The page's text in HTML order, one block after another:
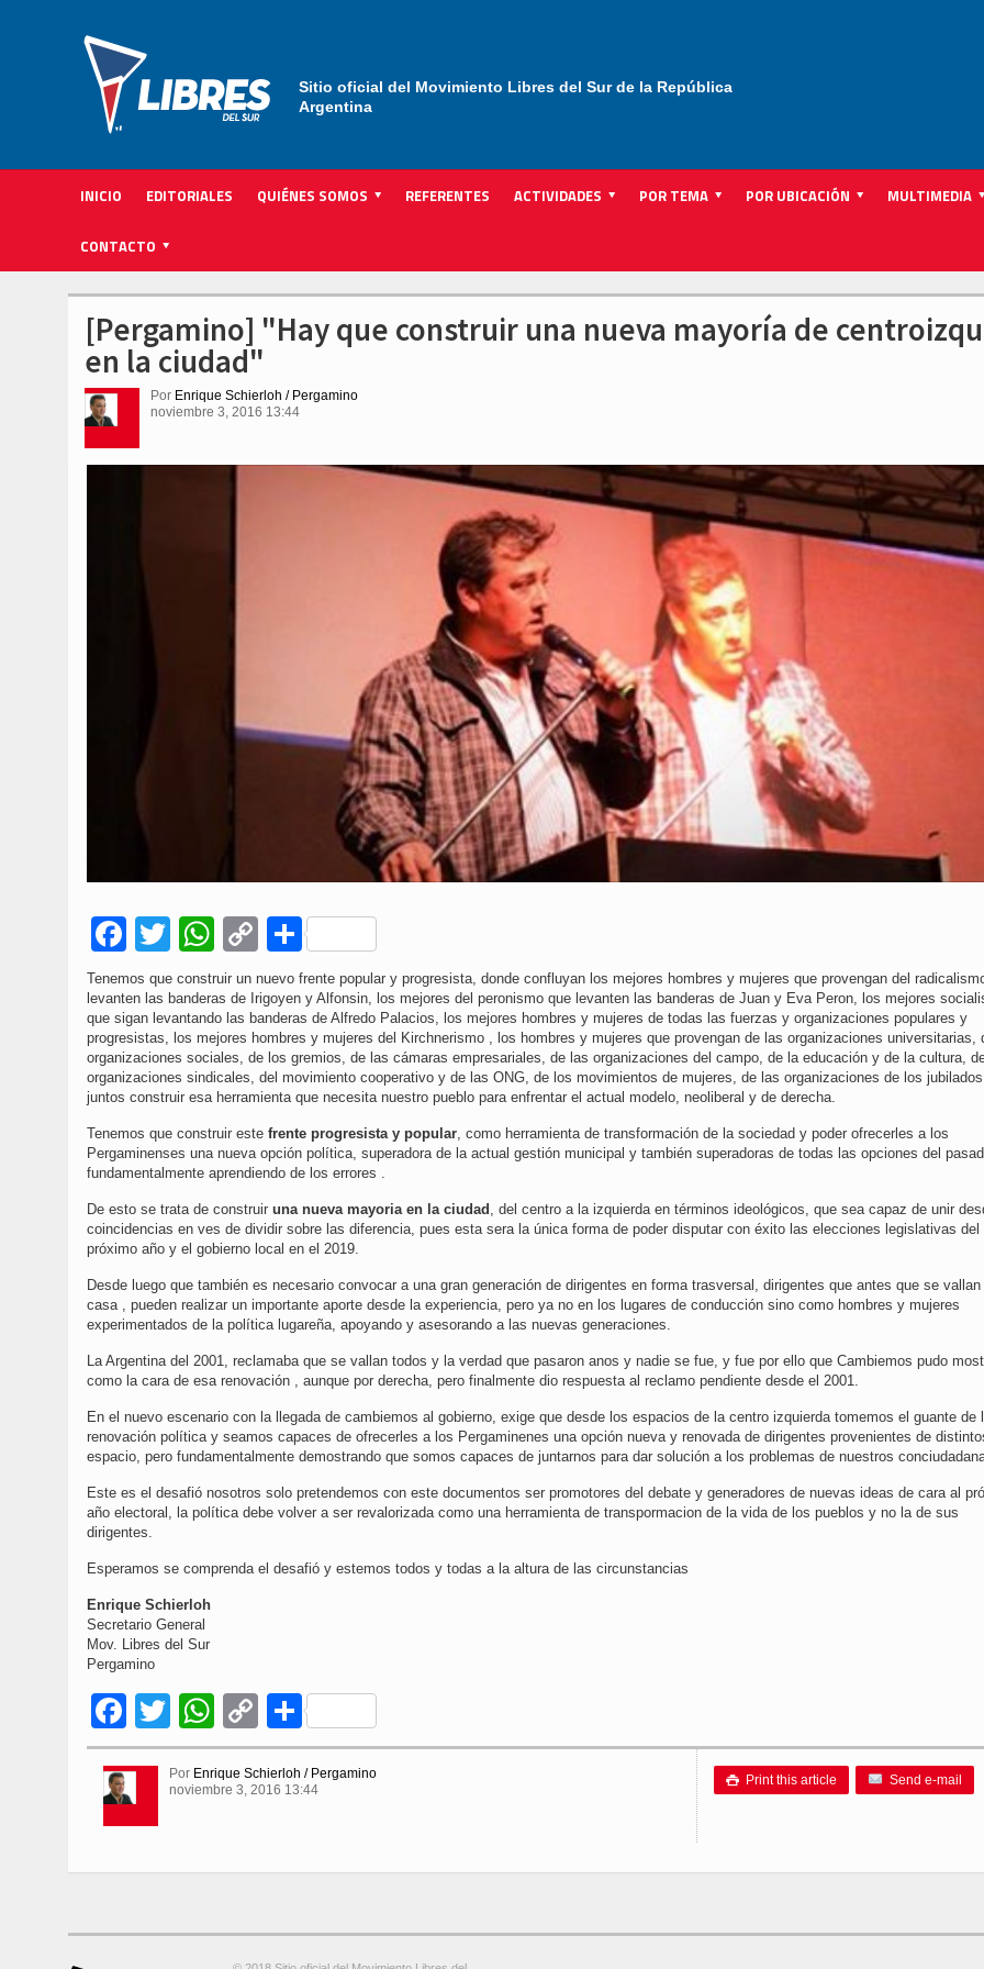
Sitio oficial del Movimiento Libres del Sur de la República
Argentina
INICIO EDITORIALES QUIÉNES SOMOS REFERENTES ACTIVIDADES POR TEMA POR UBICACIÓN MULTIMEDIA
CONTACTO
[Pergamino] "Hay que construir una nueva mayoría de
en la ciudad"
Por Enrique Schierloh / Pergamino
noviembre 3, 2016 13:44
Facebook
TwitterWhatsApp
Copy
Link
Compartir
Tenemos que construir un nuevo frente popular y progresista, donde confluyan los mejores hombres y mujeres que provengan del
levanten las banderas de Irigoyen y Alfonsin, los mejores del peronismo que levanten las banderas de Juan y Eva Peron, los mejores
que sigan levantando las banderas de Alfredo Palacios, los mejores hombres y mujeres de todas las fuerzas y organizaciones populares y
progresistas, los mejores hombres y mujeres del Kirchnerismo , los hombres y mujeres que provengan de las organizaciones universitarias,
organizaciones sociales, de los gremios, de las cámaras empresariales, de las organizaciones del campo, de la educación y de la cultura,
organizaciones sindicales, del movimiento cooperativo y de las ONG, de los movimientos de mujeres, de las organizaciones de los
juntos construir esa herramienta que necesita nuestro pueblo para enfrentar el actual modelo, neoliberal y de derecha.
Tenemos que construir este frente progresista y popular, como herramienta de transformación de la sociedad y poder ofrecerles a los
Pergaminenses una nueva opción política, superadora de la actual gestión municipal y también superadoras de todas las opciones del
fundamentalmente aprendiendo de los errores .
De esto se trata de construir una nueva mayoria en la ciudad , del centro a la izquierda en términos ideológicos, que sea capaz de unir
coincidencias en ves de dividir sobre las diferencia, pues esta sera la única forma de poder disputar con éxito las elecciones legislativas del
próximo año y el gobierno local en el 2019.
Desde luego que también es necesario convocar a una gran generación de dirigentes en forma trasversal, dirigentes que antes que se
casa , pueden realizar un importante aporte desde la experiencia, pero ya no en los lugares de conducción sino como hombres y mujeres
experimentados de la política lugareña, apoyando y asesorando a las nuevas generaciones.
La Argentina del 2001, reclamaba que se vallan todos y la verdad que pasaron anos y nadie se fue, y fue por ello que Cambiemos pudo
como la cara de esa renovación , aunque por derecha, pero finalmente dio respuesta al reclamo pendiente desde el 2001.
En el nuevo escenario con la llegada de cambiemos al gobierno, exige que desde los espacios de la centro izquierda tomemos el guante de
renovación política y seamos capaces de ofrecerles a los Pergaminenes una opción nueva y renovada de dirigentes provenientes de
espacio, pero fundamentalmente demostrando que somos capaces de juntarnos para dar solución a los problemas de nuestros
Este es el desafió nosotros solo pretendemos con este documentos ser promotores del debate y generadores de nuevas ideas de cara al
año electoral, la política debe volver a ser revalorizada como una herramienta de transpormacion de la vida de los pueblos y no la de sus
dirigentes.
Esperamos se comprenda el desafió y estemos todos y todas a la altura de las circunstancias
Enrique Schierloh
Secretario General
Mov. Libres del Sur
Pergamino
Facebook
TwitterWhatsApp
Copy
Link
Compartir
 Print this article Send e-mail
Por Enrique Schierloh / Pergamino
noviembre 3, 2016 13:44